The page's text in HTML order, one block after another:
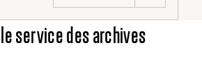
service des archives